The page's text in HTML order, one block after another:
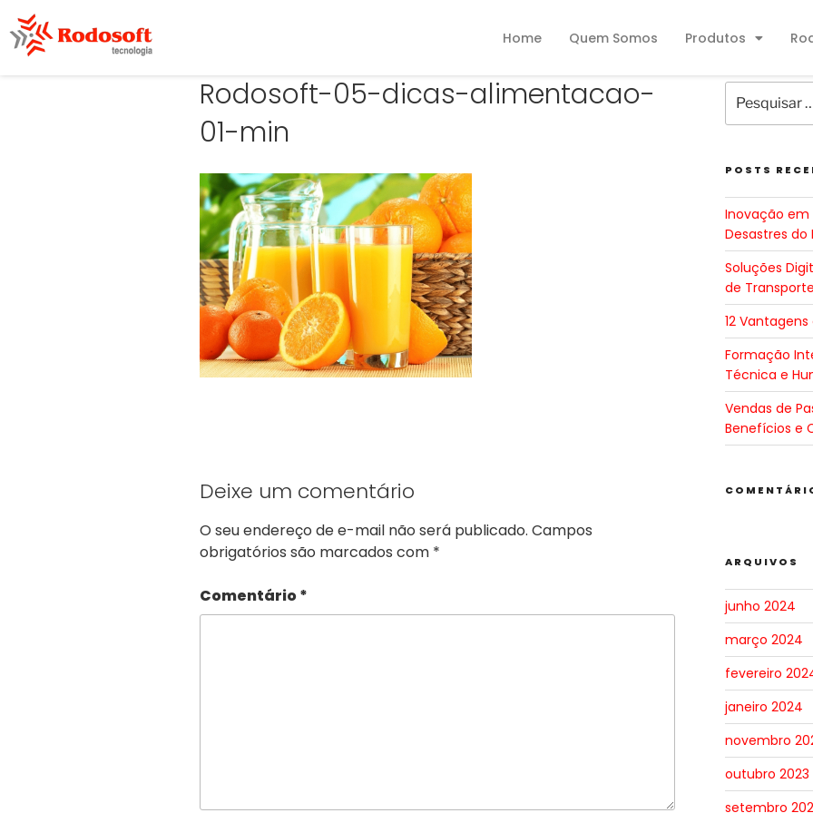
Home Quem Somos Produtos
Rodosoft-05-dicas-alimentacao-
01-min
Deixe um comentário
O seu endereço de e-mail não será publicado. Campos
obrigatórios são marcados com *
Comentário*
POSTS
Inovação em
Desastres do
Soluções
de
12
Formação
Técnica e
Vendas de
Benefícios e
ARQUIVOS
junho 2024
março 2024
fevereiro
janeiro 2024
novembro
outubro 2023
setembro